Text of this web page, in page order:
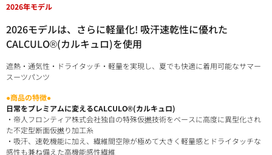
2026年モデル
2026モデルは、さらに軽量化! 吸汗速乾性に優れた
CALCULO®(カルキュロ)を使用
遮熱・通気性・ドライタッチ・軽量を実現し、夏でも快適に着用可能なサマー
スーツパンツ
●商品の特徴●
日常をプレミアムに変えるCALCULO®(カルキュロ)
・帝人フロンティア株式会社独自の特殊仮撚技術をベースに高度に異型化され
た不定型断面仮撚り加工糸
・吸汗、速乾機能に加え、繊維間空隙が極めて大きく軽量感とドライタッチな
感性も兼ね備えた高機能感性繊維